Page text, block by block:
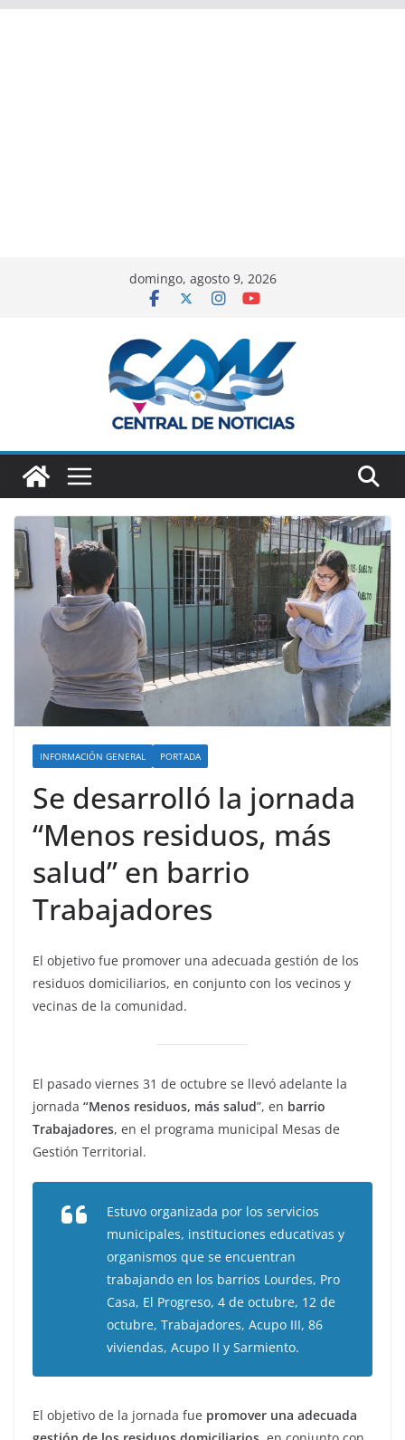
domingo, agosto 9, 2026
INFORMACIÓN GENERAL PORTADA
Se desarrolló la jornada
“Menos residuos, más
salud” en barrio
Trabajadores
El objetivo fue promover una adecuada gestión de los
residuos domiciliarios, en conjunto con los vecinos y
vecinas de la comunidad.
El pasado viernes 31 de octubre se llevó adelante la
jornada “Menos residuos, más salud”, en barrio
Trabajadores, en el programa municipal Mesas de
Gestión Territorial.
Estuvo organizada por los servicios
municipales, instituciones educativas y
organismos que se encuentran
trabajando en los barrios Lourdes, Pro
Casa, El Progreso, 4 de octubre, 12 de
octubre, Trabajadores, Acupo III, 86
viviendas, Acupo II y Sarmiento.
El objetivo de la jornada fue promover una adecuada